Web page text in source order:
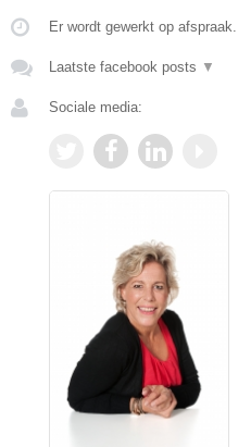
Er wordt gewerkt op afspraak.
Laatste facebook posts ▼
Sociale media: